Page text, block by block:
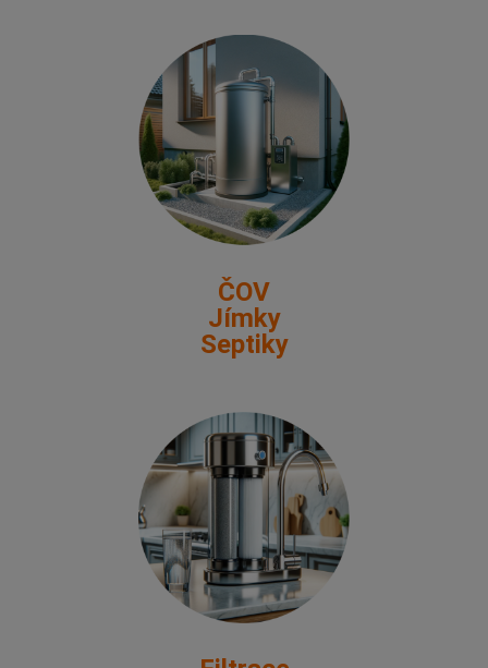
ČOV
Jímky
Septiky